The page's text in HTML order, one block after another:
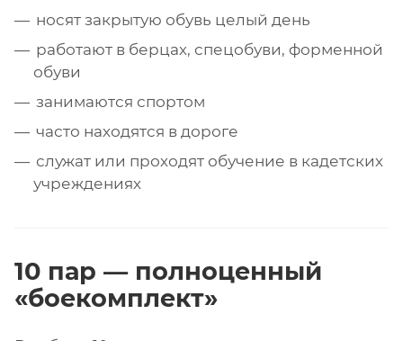
носят закрытую обувь целый день
работают в берцах, спецобуви, форменной
обуви
занимаются спортом
часто находятся в дороге
служат или проходят обучение в кадетских
учреждениях
10 пар — полноценный
«боекомплект»